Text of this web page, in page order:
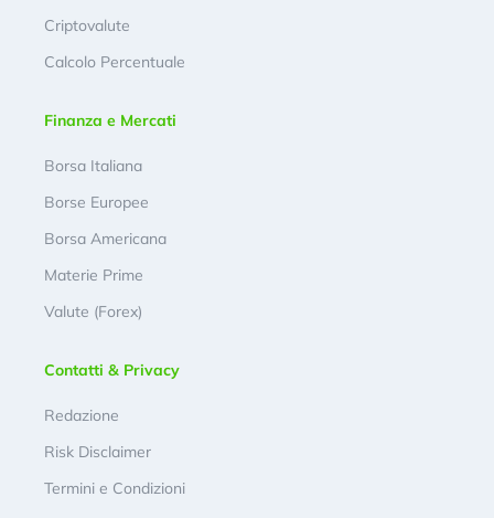
Criptovalute
Calcolo Percentuale
Finanza e Mercati
Borsa Italiana
Borse Europee
Borsa Americana
Materie Prime
Valute (Forex)
Contatti & Privacy
Redazione
Risk Disclaimer
Termini e Condizioni